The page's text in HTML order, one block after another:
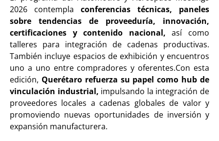
2026 contempla conferencias técnicas, paneles
sobre tendencias de proveeduría, innovación,
certificaciones y contenido nacional,así como
talleres para integración de cadenas productivas.
También incluye espacios de exhibición y encuentros
uno a uno entre compradores y oferentes.Con esta
edición, Querétaro refuerza su papel como hub de
vinculación industrial, impulsando la integración de
proveedores locales a cadenas globales de valor y
promoviendo nuevas oportunidades de inversión y
expansión manufacturera.